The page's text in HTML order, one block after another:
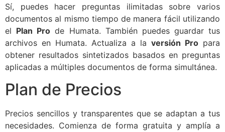
Sí, puedes hacer preguntas ilimitadas sobre varios
documentos al mismo tiempo de manera fácil utilizando
el Plan Pro de Humata. También puedes guardar tus
archivos en Humata. Actualiza a la versión Pro para
obtener resultados sintetizados basados en preguntas
aplicadas a múltiples documentos de forma simultánea.
Plan de Precios
Precios sencillos y transparentes que se adaptan a tus
necesidades. Comienza de forma gratuita y amplía a